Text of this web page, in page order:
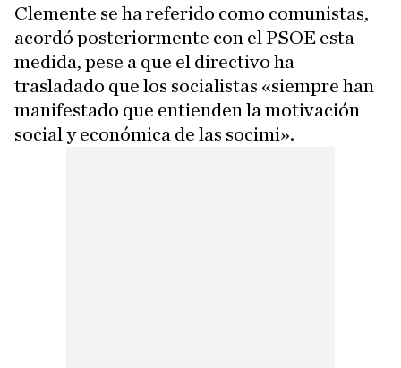
Clemente se ha referido como comunistas,
acordó posteriormente con el PSOE esta
medida, pese a que el directivo ha
trasladado que los socialistas «siempre han
manifestado que entienden la motivación
social y económica de las socimi».